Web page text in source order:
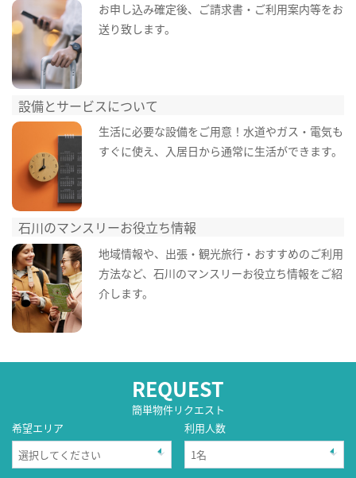
お申し込み確定後、ご請求書・ご利用案内等をお
送り致します。
設備とサービスについて
生活に必要な設備をご用意！水道やガス・電気も
すぐに使え、入居日から通常に生活ができます。
石川のマンスリーお役立ち情報
地域情報や、出張・観光旅行・おすすめのご利用
方法など、石川のマンスリーお役立ち情報をご紹
介します。
REQUEST
簡単物件リクエスト
希望エリア
利用人数